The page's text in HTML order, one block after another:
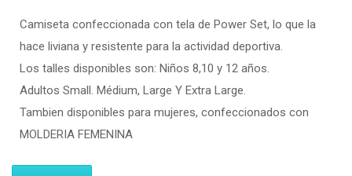
Camiseta confeccionada con tela de Power Set, lo que la
hace liviana y resistente para la actividad deportiva.
Los talles disponibles son: Niños 8,10 y 12 años.
Adultos Small. Médium, Large Y Extra Large.
Tambien disponibles para mujeres, confeccionados con
MOLDERIA FEMENINA